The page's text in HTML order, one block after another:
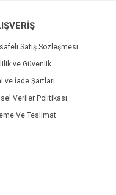
Satış Sözleşmesi
ve Güvenlik
ve İade Şartları
Veriler Politikası
Ve Teslimat